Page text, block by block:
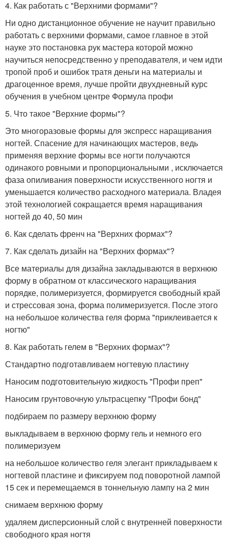
4. Как работать с "Верхними формами"?
Ни одно дистанционное обучение не научит правильно
работать с верхними формами, самое главное в этой
науке это постановка рук мастера которой можно
научиться непосредственно у преподавателя, и чем идти
тропой проб и ошибок тратя деньги на материалы и
драгоценное время, лучше пройти двухдневный курс
обучения в учебном центре Формула профи
5. Что такое "Верхние формы"?
Это многоразовые формы для экспресс наращивания
ногтей. Спасение для начинающих мастеров, ведь
применяя верхние формы все ногти получаются
одинакого ровными и пропорциональными , исключается
фаза опиливания поверхности искусственного ногтя и
уменьшается количество расходного материала. Владея
этой технологией сокращается время наращивания
ногтей до 40, 50 мин
6. Как сделать френч на "Верхних формах"?
7. Как сделать дизайн на "Верхних формах"?
Все материалы для дизайна закладываются в верхнюю
форму в обратном от классического наращивания
порядке, полимеризуется, формируется свободный край
и стрессовая зона, форма полимеризуется. После этого
на небольшое количества геля форма "приклеивается к
ногтю"
8. Как работать гелем в "Верхних формах"?
Стандартно подготавливаем ногтевую пластину
Наносим подготовительную жидкость "Профи преп"
Наносим грунтовочную ультрасцепку "Профи бонд"
подбираем по размеру верхнюю форму
выкладываем в верхнюю форму гель и немного его
полимеризуем
на небольшое количество геля элегант прикладываем к
ногтевой пластине и фиксируем под поворотной лампой
15 сек и перемещаемся в тоннельную лампу на 2 мин
снимаем верхнюю форму
удаляем дисперсионный слой с внутренней поверхности
свободного края ногтя